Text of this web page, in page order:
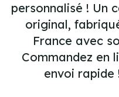
personnalisé ! Un
original,
France avec
Commandez en
envoi rapide